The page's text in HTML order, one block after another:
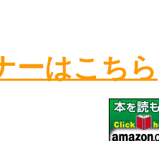
ーはこちら